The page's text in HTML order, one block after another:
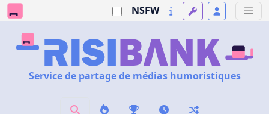
NSFW
Service de partage de médias humoristiques